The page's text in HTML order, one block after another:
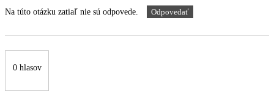
Na túto otázku zatiaľ nie sú odpovede. Odpovedať
0 hlasov